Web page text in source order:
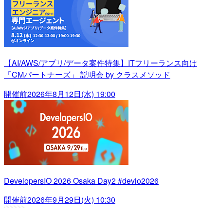
【AI/AWS/アプリ/データ案件特集】ITフリーランス向け
「CMパートナーズ」 説明会 by クラスメソッド
開催前2026年8月12日(水) 19:00
DevelopersIO 2026 Osaka Day2 #devio2026
開催前2026年9月29日(火) 10:30